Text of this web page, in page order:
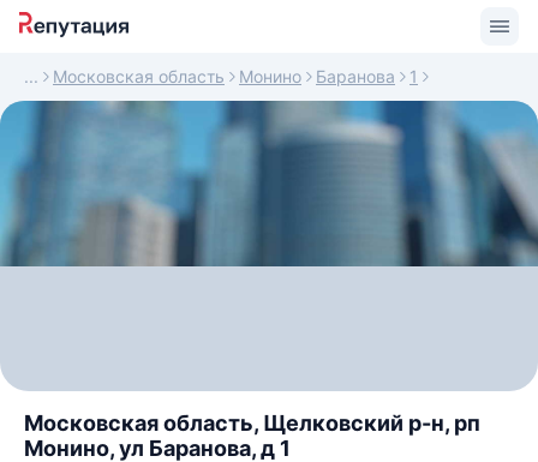
Московская область Монино Баранова 1
Московская область, Щелковский р-н, рп
Монино, ул Баранова, д 1